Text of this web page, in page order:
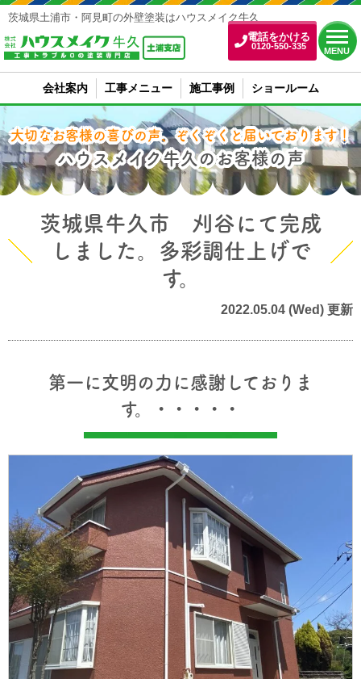
電話をかける
0120-550-335
MENU
茨城県土浦市・阿見町の外壁塗装はハウスメイク牛久
会社案内 工事メニュー 施工事例 ショールーム
大切なお客様の喜びの声、ぞくぞくと届いております！
ハウスメイク牛久のお客様の声
茨城県牛久市 刈谷にて完成
しました。多彩調仕上げで
す。
2022.05.04 (Wed) 更新
第一に文明の力に感謝しておりま
す。・・・・・